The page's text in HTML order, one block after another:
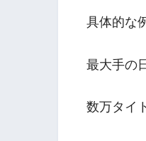
具体的な
最大手の
数万タイ